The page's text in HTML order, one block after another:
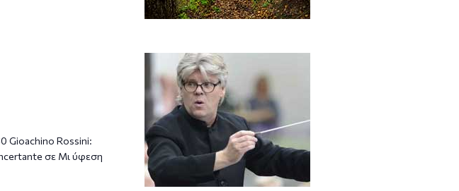
Gioachino Rossini:
σε Μι ύφεση